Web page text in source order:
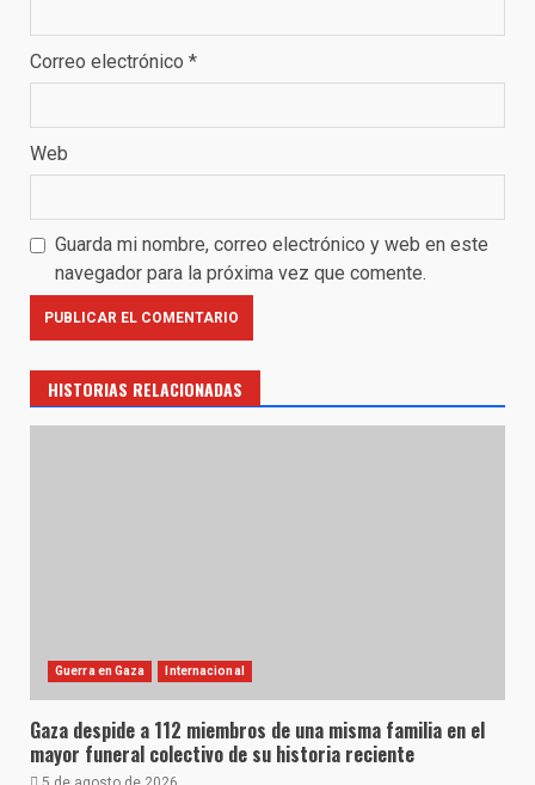
Correo electrónico *
Web
Guarda mi nombre, correo electrónico y web en este
navegador para la próxima vez que comente.
HISTORIAS RELACIONADAS
Guerra en Gaza Internacional
Gaza despide a 112 miembros de una misma familia en el
mayor funeral colectivo de su historia reciente